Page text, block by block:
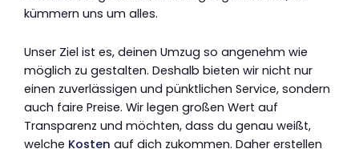
kümmern uns um alles.
Unser Ziel ist es, deinen Umzug so angenehm wie
möglich zu gestalten. Deshalb bieten wir nicht nur
einen zuverlässigen und pünktlichen Service, sondern
auch faire Preise. Wir legen großen Wert auf
Transparenz und möchten, dass du genau weißt,
welche Kosten auf dich zukommen. Daher erstellen